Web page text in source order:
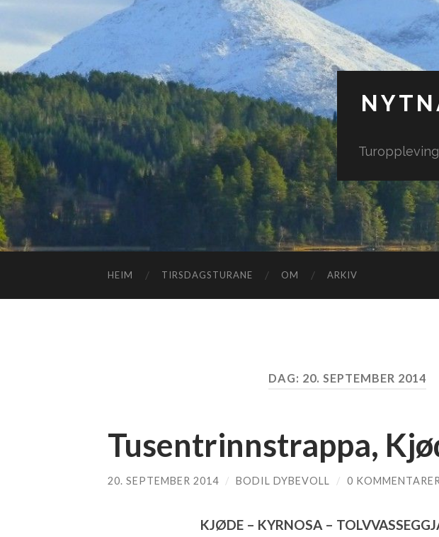
HEIM TIRSDAGSTURANE OM ARKIV
DAG: 20. SEPTEMBER 2014
Tusentrinnstrappa,
20. SEPTEMBER 2014 / BODIL DYBEVOLL / 0 KOMMENTARER
KJØDE – KYRNOSA –